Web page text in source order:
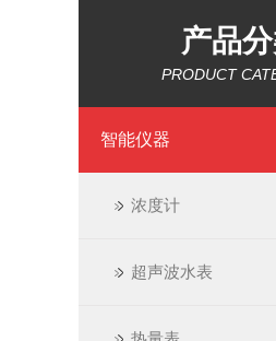
产品
PRODUCT
智能仪器
浓度计
超声波水表